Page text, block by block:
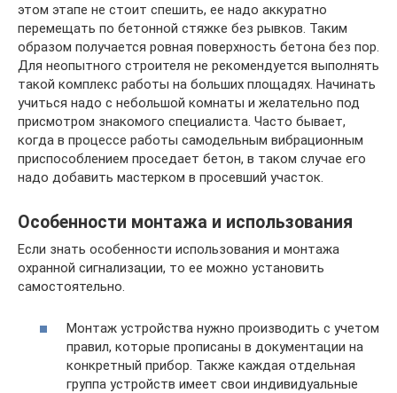
этом этапе не стоит спешить, ее надо аккуратно
перемещать по бетонной стяжке без рывков. Таким
образом получается ровная поверхность бетона без пор.
Для неопытного строителя не рекомендуется выполнять
такой комплекс работы на больших площадях. Начинать
учиться надо с небольшой комнаты и желательно под
присмотром знакомого специалиста. Часто бывает,
когда в процессе работы самодельным вибрационным
приспособлением проседает бетон, в таком случае его
надо добавить мастерком в просевший участок.
Особенности монтажа и использования
Если знать особенности использования и монтажа
охранной сигнализации, то ее можно установить
самостоятельно.
Монтаж устройства нужно производить с учетом
правил, которые прописаны в документации на
конкретный прибор. Также каждая отдельная
группа устройств имеет свои индивидуальные